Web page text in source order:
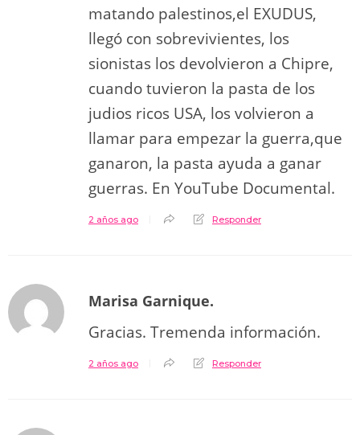
matando palestinos,el EXUDUS,
llegó con sobrevivientes, los
sionistas los devolvieron a Chipre,
cuando tuvieron la pasta de los
judios ricos USA, los volvieron a
llamar para empezar la guerra,que
ganaron, la pasta ayuda a ganar
guerras. En YouTube Documental.
2 años ago Responder
Marisa Garnique.
Gracias. Tremenda información.
2 años ago Responder